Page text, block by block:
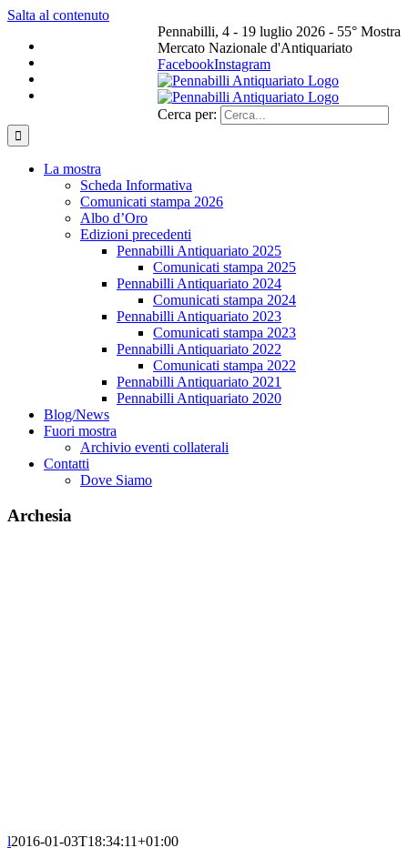
Salta al contenuto
Pennabilli, 4 - 19 luglio 2026 - 55° Mostra
Mercato Nazionale d'Antiquariato
FacebookInstagram
Cerca per:
La mostra
Scheda Informativa
Comunicati stampa 2026
Albo d’Oro
Edizioni precedenti
Pennabilli Antiquariato 2025
Comunicati stampa 2025
Pennabilli Antiquariato 2024
Comunicati stampa 2024
Pennabilli Antiquariato 2023
Comunicati stampa 2023
Pennabilli Antiquariato 2022
Comunicati stampa 2022
Pennabilli Antiquariato 2021
Pennabilli Antiquariato 2020
Blog/News
Fuori mostra
Archivio eventi collaterali
Contatti
Dove Siamo
Archesia
l2016-01-03T18:34:11+01:00